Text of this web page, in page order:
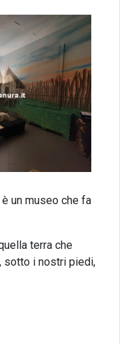
un museo che fa
terra che
sotto i nostri piedi,